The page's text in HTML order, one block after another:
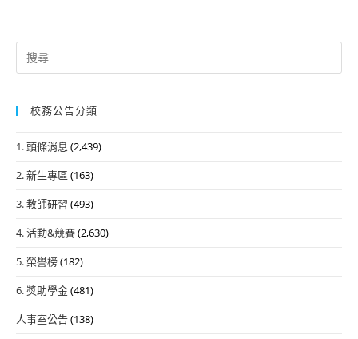
Search
for:
校務公告分類
1. 頭條消息 (2,439)
2. 新生專區 (163)
3. 教師研習 (493)
4. 活動&競賽(2,630)
5. 榮譽榜(182)
6. 獎助學金(481)
人事室公告(138)